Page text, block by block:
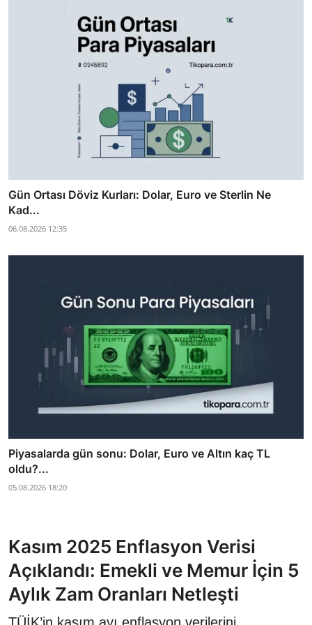
Gün Ortası Döviz Kurları: Dolar, Euro ve Sterlin Ne
Kad...
06.08.2026 12:35
Piyasalarda gün sonu: Dolar, Euro ve Altın kaç TL
oldu?...
05.08.2026 18:20
Kasım 2025 Enflasyon Verisi
Açıklandı: Emekli ve Memur İçin 5
Aylık Zam Oranları Netleşti